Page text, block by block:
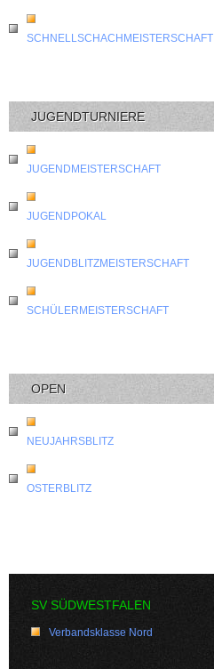
SCHNELLSCHACHMEISTERSCHAFT
JUGENDTURNIERE
JUGENDMEISTERSCHAFT
JUGENDPOKAL
JUGENDBLITZMEISTERSCHAFT
SCHÜLERMEISTERSCHAFT
OPEN
NEUJAHRSBLITZ
OSTERBLITZ
SV SÜDWESTFALEN
Verbandsklasse Nord